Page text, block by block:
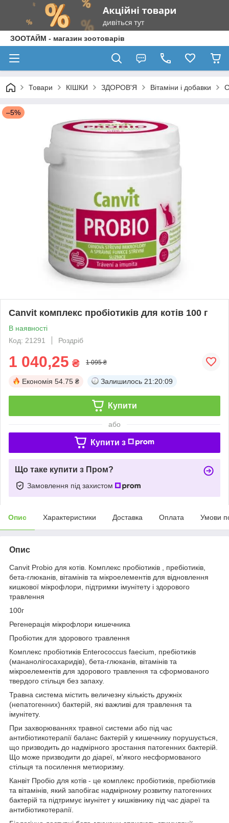
ЗООТАЙМ - магазин зоотоварів
Товари КІШКИ ЗДОРОВ'Я Вітаміни і добавки
–5%
Canvit комплекс пробіотиків для котів 100 г
В наявності
Код: 21291
Роздріб
1 040,25 ₴ 1 095 ₴
Економія 54.75 ₴ Залишилось 21:20:09
Купити
або
Купити з
Що таке купити з Пром?
Замовлення під захистом
Опис Характеристики Доставка Оплата Умови
Опис
Canvit Probio для котів. Комплекс пробіотиків , пребіотиків,
бета-глюканів, вітамінів та мікроелементів для відновлення
кишкової мікрофлори, підтримки імунітету і здорового
травлення
100г
Регенерація мікрофлори кишечника
Пробіотик для здорового травлення
Комплекс пробіотиків Enterococcus faecium, пребіотиків
(мананолігосахаридів), бета-глюканів, вітамінів та
мікроелементів для здорового травлення та сформованого
твердого стільця без запаху.
Травна система містить величезну кількість дружніх
(непатогенних) бактерій, які важливі для травлення та
імунітету.
При захворюваннях травної системи або під час
антибіотикотерапії баланс бактерій у кишечнику порушується,
що призводить до надмірного зростання патогенних бактерій.
Що може призводити до діареї, м'якого несформованого
стільця та посилення метиоризму.
Канвіт Пробіо для котів - це комплекс пробіотиків, пребіотиків
та вітамінів, який запобігає надмірному розвитку патогенних
бактерій та підтримує імунітет у кишківнику під час діареї та
антибіотикотерапії.